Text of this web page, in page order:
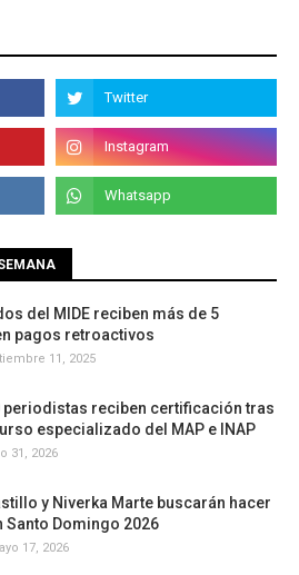
del MIDE reciben más de 5
pagos retroactivos
11, 2025
periodistas reciben certificación tras
especializado del MAP e INAP
31, 2026
y Niverka Marte buscarán hacer
Santo Domingo 2026
17, 2026